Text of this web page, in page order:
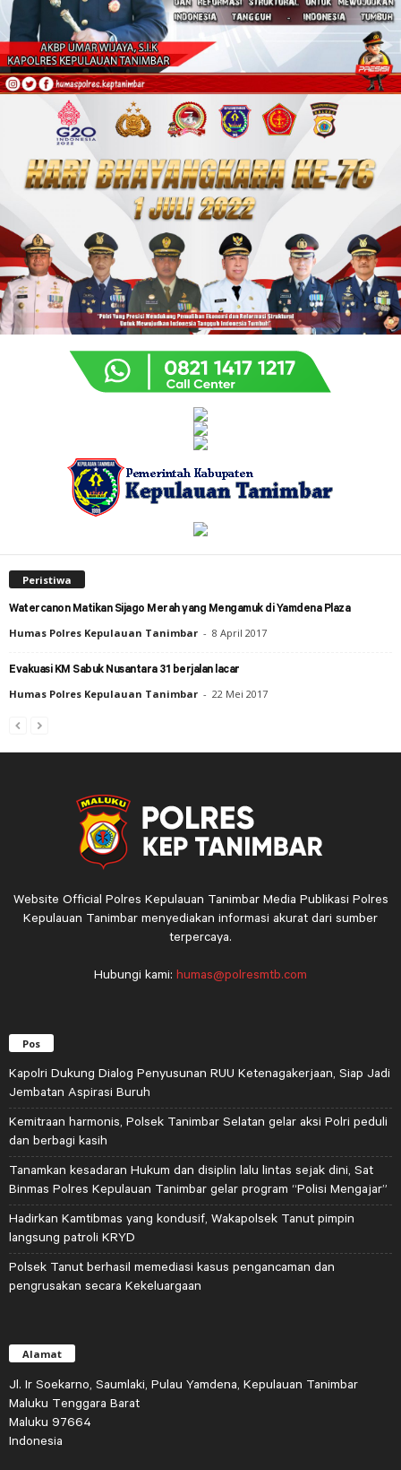
Peristiwa
Watercanon Matikan Sijago Merah yang Mengamuk di Yamdena Plaza
Humas Polres Kepulauan Tanimbar - 8 April 2017
Evakuasi KM Sabuk Nusantara 31 berjalan lacar
Humas Polres Kepulauan Tanimbar - 22 Mei 2017
Website Official Polres Kepulauan Tanimbar Media Publikasi Polres
Kepulauan Tanimbar menyediakan informasi akurat dari sumber
terpercaya.
Hubungi kami: humas@polresmtb.com
Pos
Kapolri Dukung Dialog Penyusunan RUU Ketenagakerjaan, Siap Jadi
Jembatan Aspirasi Buruh
Kemitraan harmonis, Polsek Tanimbar Selatan gelar aksi Polri peduli
dan berbagi kasih
Tanamkan kesadaran Hukum dan disiplin lalu lintas sejak dini, Sat
Binmas Polres Kepulauan Tanimbar gelar program “Polisi Mengajar”
Hadirkan Kamtibmas yang kondusif, Wakapolsek Tanut pimpin
langsung patroli KRYD
Polsek Tanut berhasil memediasi kasus pengancaman dan
pengrusakan secara Kekeluargaan
Alamat
Jl. Ir Soekarno, Saumlaki, Pulau Yamdena, Kepulauan Tanimbar
Maluku Tenggara Barat
Maluku 97664
Indonesia